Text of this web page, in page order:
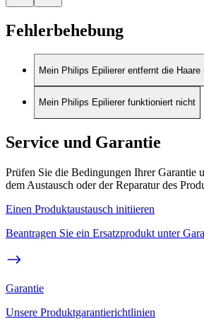
Fehlerbehebung
Mein Philips Epilierer entfernt die
Mein Philips Epilierer funktioniert nicht
Service und Garantie
Prüfen Sie die Bedingungen Ihrer Garantie
dem Austausch oder der Reparatur des
Einen Produktaustausch initiieren
Beantragen Sie ein Ersatzprodukt unter
Garantie
Unsere Produktgarantierichtlinien